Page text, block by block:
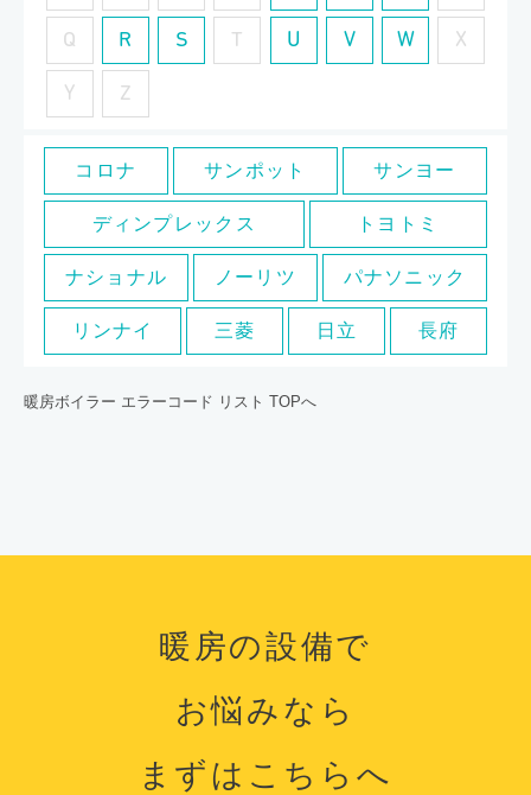
Q R S T U V W X
Y Z
コロナ サンポット サンヨー
ディンプレックス トヨトミ
ナショナル ノーリツ パナソニック
リンナイ 三菱 日立 長府
暖房ボイラー エラーコード リスト TOPへ
暖房の設備で
お悩みなら
まずはこちらへ